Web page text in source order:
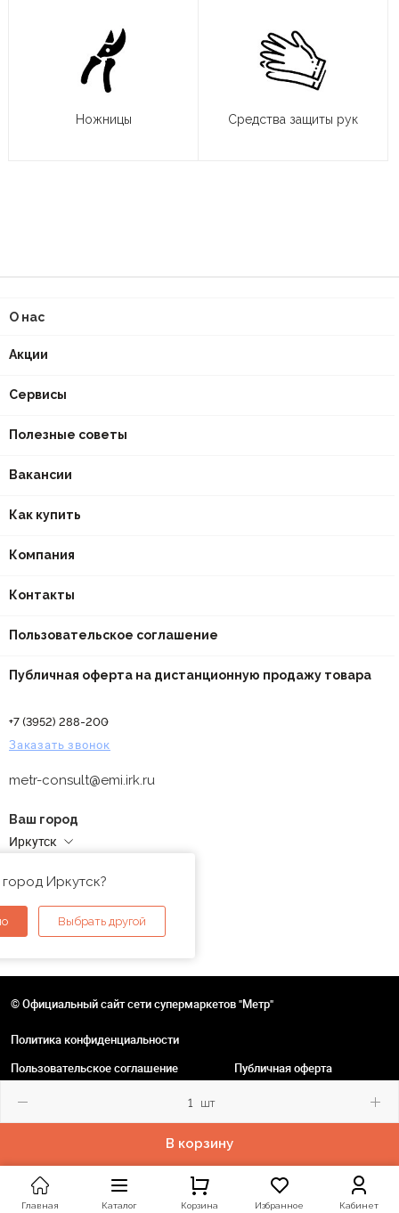
шт
В корзину
Ножницы Средства защиты рук
О нас
Акции
Сервисы
Полезные советы
Вакансии
Как купить
Компания
Контакты
Пользовательское соглашение
Публичная оферта на дистанционную продажу товара
+7 (3952) 288-200
Заказать звонок
metr-consult@emi.irk.ru
Ваш город
Иркутск
Иркутск?
Выбрать другой
© Официальный сайт сети супермаркетов "Метр"
Политика конфиденциальности
Пользовательское соглашение
Публичная оферта
Главная Каталог Корзина Избранное Кабинет